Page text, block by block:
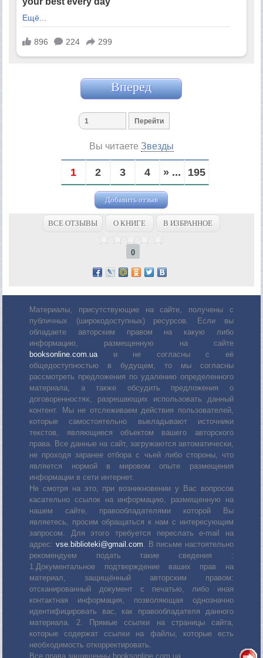
Вперед
Вы читаете Звезды
1 2 3 4 » ... 195
Добавить отзыв
ВСЕ ОТЗЫВЫ О КНИГЕ В ИЗБРАННОЕ
0
Материалы, присутствующие на сайте, получены с
публичных (широкодоступных) ресурсов. Если вы
обладаете авторским правом на какую либо
информацию, размещенную на сайте
booksonline.com.uaи не согласны с её
общедоступностью в будущем, то мы согласны
рассмотреть предложения по удалению определенного
материала, а также обсудить предложения о
договоренностях, разрешающих использовать данный
контент. Мы не отслеживаем действия пользователей,
которые самостоятельно выкладывают источники
текстов, являющиеся объектом вашего авторского
права. Все данные на сайт, загружаются автоматически,
не проходя заранее отбора с чьей либо стороны, что
является нормой в мировом опыте размещения
информации в сети интернет.
Не смотря на это, при возникновении у Вас вопросов
касательно ссылок на информацию, размещенную на
нашем сайте, правообладателями которой Вы
являетесь, просим обращаться к нам с интересующим
запросом. Для этого требуется переслать е-mail на
адрес: vse.biblioteki@gmail.com. В письме настоятельно
рекомендуем подать такие сведения :
1.Документальное подтверждение ваших прав на
материал, защищённый авторским правом:
отсканированный документ с печатью, либо иная
контактная информация, позволяющая однозначно
идентифицировать вас, как правообладателя данного
материала. 2. Прямые ссылки на страницы сайта,
которые содержат ссылки на файлы, которые есть
необходимость откорректировать.
Все права защищенны booksonline.com.ua